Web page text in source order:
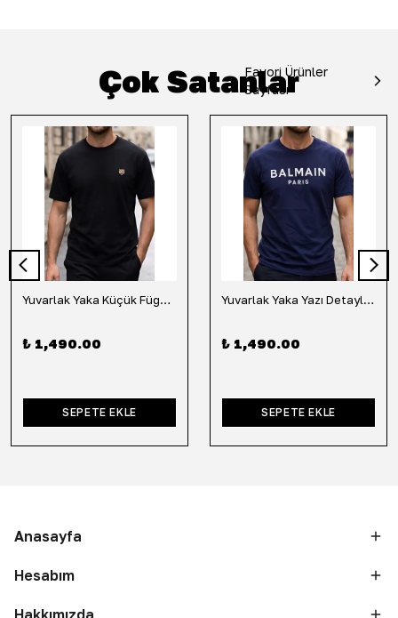
Çok Satanlar
Favori Ürünler
Sayfası
Yuvarlak Yaka Küçük Fügür Detaylı Tişört-Siyah
₺ 1,490.00
SEPETE EKLE
Yuvarlak Yaka Yazı Detaylı Tişört-Lacivert
₺ 1,490.00
SEPETE EKLE
Anasayfa
Hesabım
Hakkımızda